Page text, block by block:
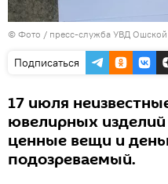
© Фото / пресс-служба УВД Ошской
Подписаться
17 июля
ювелирных
ценные вещи и
подозреваемый.